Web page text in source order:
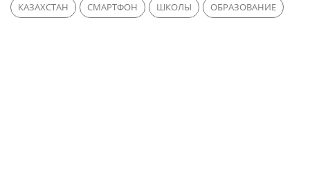
КАЗАХСТАН СМАРТФОН ШКОЛЫ ОБРАЗОВАНИЕ